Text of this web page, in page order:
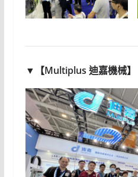
▼【Multiplus 迪嘉機械】